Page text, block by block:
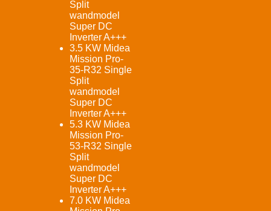
Split
wandmodel
Super DC
Inverter A+++
3.5 KW Midea
Mission Pro-
35-R32 Single
Split
wandmodel
Super DC
Inverter A+++
5.3 KW Midea
Mission Pro-
53-R32 Single
Split
wandmodel
Super DC
Inverter A+++
7.0 KW Midea